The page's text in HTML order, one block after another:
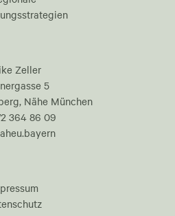
Zeller
5
Nähe München
364 86 09